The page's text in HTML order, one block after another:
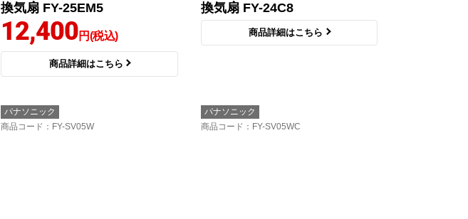
換気扇 FY-25EM5
12,400円(税込)
商品詳細はこちら
換気扇 FY-24C8
商品詳細はこちら
パナソニック
商品コード ：FY-SV05W
パナソニック
商品コード ：FY-SV05WC